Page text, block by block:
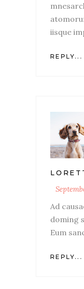
iisque
REPLY...
Ad
doming
Eum
REPLY...